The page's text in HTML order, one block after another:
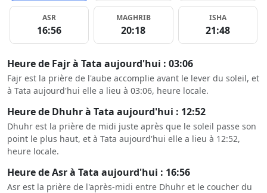
ASR
16:56
MAGHRIB
20:18
ISHA
21:48
Heure de Fajr à Tata aujourd'hui : 03:06
Fajr est la prière de l'aube accomplie avant le lever du soleil, et
à Tata aujourd'hui elle a lieu à 03:06, heure locale.
Heure de Dhuhr à Tata aujourd'hui : 12:52
Dhuhr est la prière de midi juste après que le soleil passe son
point le plus haut, et à Tata aujourd'hui elle a lieu à 12:52,
heure locale.
Heure de Asr à Tata aujourd'hui : 16:56
Asr est la prière de l'après-midi entre Dhuhr et le coucher du